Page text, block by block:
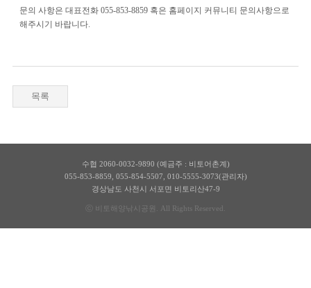
문의 사항은 대표전화 055-853-8859 혹은 홈페이지 커뮤니티 문의사항으로
해주시기 바랍니다.
목록
수협 2060-0032-9890 (예금주 : 비토어촌계)
055-853-8859 055-854-5507 010-5555-3073(관리자)
경상남도 사천시 서포면 비토리산47-9
ⓒ 비토해양낚시공원. All Rights Reserved.